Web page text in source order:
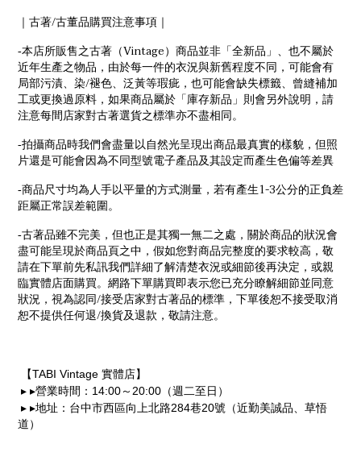
｜古著/古董品購買注意事項｜
-本店所販售之古著（Vintage ）商品並非「全新品」、也不屬於
近年生產之物品，由於每一件的衣況與新舊程度不同，可能會有
局部污漬、染/褪色、泛黃等瑕疵，也可能會缺失標籤、曾縫補加
工或更換過原料，如果商品屬於「庫存新品」則會另外說明，請
注意每間店家對古著選貨之標準亦不盡相同。
-拍攝商品時我們會盡量以自然光呈現出商品最真實的樣貌，但照
片還是可能會因為不同型號電子產品及其設定而產生色偏等差異
-商品尺寸均為人手以平量的方式測量，若有產生 1-3公分的正負差
距屬正常誤差範圍。
-古著品雖不完美，但也正是其獨一無二之處，關於商品的狀況會
盡可能呈現於商品頁之中，假如您對商品完整度的要求較高，敬
請在下單前先私訊我們詳細了解清楚衣況或細節後再決定，或親
臨實體店面購買。網路下單購買即表示您已充分瞭解細節並同意
狀況，視為認同 /接受店家對古著品的標準，下單後恕不接受取消
恕不提供任何退/換貨及退款，敬請注意。
【TABI Vintage 實體店】
▸ ▸營業時間： 14:00 ～ 20:00 （週二至日）
▸ ▸地址：台中市西區向上北路284巷20號（近勤美誠品、草悟
道）